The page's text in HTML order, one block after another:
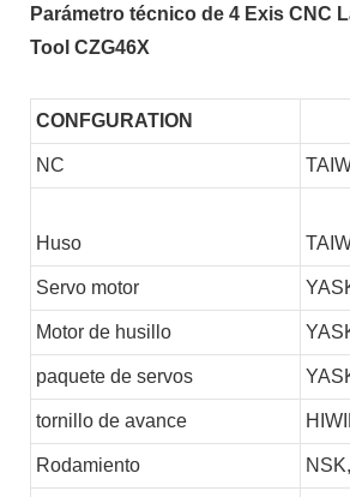
Parámetro técnico de 4 Exis CNC
Tool CZG46X
CONFGURATION
NC
Huso
Servo motor
Motor de husillo
paquete de servos
tornillo de avance
Rodamiento